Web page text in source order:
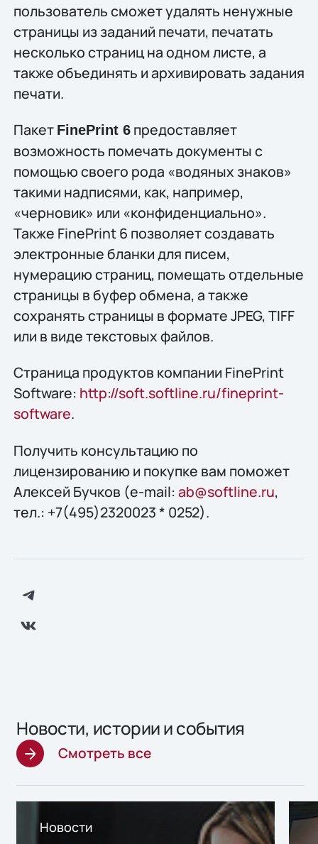
пользователь сможет удалять ненужные
страницы из заданий печати, печатать
несколько страниц на одном листе, а
также объединять и архивировать задания
печати.
Пакет FinePrint 6предоставляет
возможность помечать документы с
помощью своего рода «водяных знаков»
такими надписями, как, например,
«черновик» или «конфиденциально».
Также FinePrint 6 позволяет создавать
электронные бланки для писем,
нумерацию страниц, помещать отдельные
страницы в буфер обмена, а также
сохранять страницы в формате JPEG, TIFF
или в виде текстовых файлов.
Страница продуктов компании FinePrint
Software: http://soft.softline.ru/fineprint-
software.
Получить конcультацию по
лицензированию и покупке вам поможет
Алексей Бучков (e-mail: ab@softline.ru,
тел.: +7(495)2320023 * 0252).
Новости, истории и события
Смотреть все
Новости